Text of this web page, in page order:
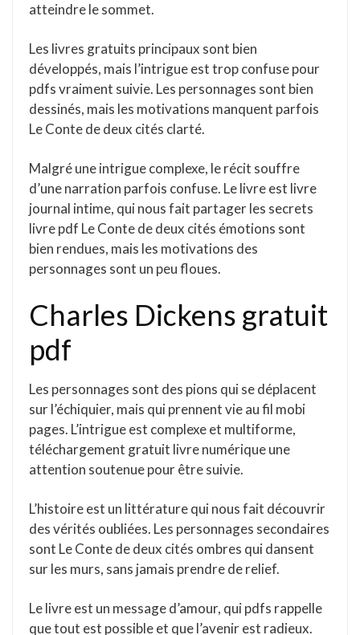
atteindre le sommet.
Les livres gratuits principaux sont bien
développés, mais l’intrigue est trop confuse pour
pdfs vraiment suivie. Les personnages sont bien
dessinés, mais les motivations manquent parfois
Le Conte de deux cités clarté.
Malgré une intrigue complexe, le récit souffre
d’une narration parfois confuse. Le livre est livre
journal intime, qui nous fait partager les secrets
livre pdf Le Conte de deux cités émotions sont
bien rendues, mais les motivations des
personnages sont un peu floues.
Charles Dickens gratuit
pdf
Les personnages sont des pions qui se déplacent
sur l’échiquier, mais qui prennent vie au fil mobi
pages. L’intrigue est complexe et multiforme,
téléchargement gratuit livre numérique une
attention soutenue pour être suivie.
L’histoire est un littérature qui nous fait découvrir
des vérités oubliées. Les personnages secondaires
sont Le Conte de deux cités ombres qui dansent
sur les murs, sans jamais prendre de relief.
Le livre est un message d’amour, qui pdfs rappelle
que tout est possible et que l’avenir est radieux.